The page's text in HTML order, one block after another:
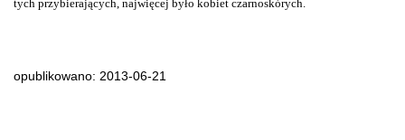
tych przybierających, najwięcej było kobiet czarnoskórych.
opublikowano: 2013-06-21